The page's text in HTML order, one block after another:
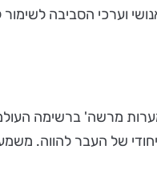
וערכי הסביבה
מרשה' ברשימה
של העבר להווה.